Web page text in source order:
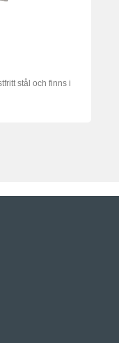
stål och finns i